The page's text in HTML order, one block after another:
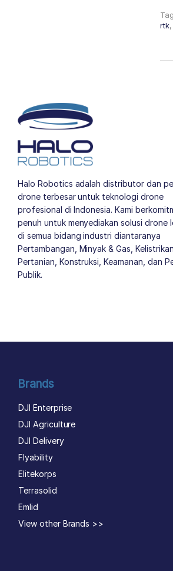
rtk,
Halo Robotics adalah distributor dan
drone terbesar untuk teknologi drone
profesional di Indonesia. Kami
penuh untuk menyediakan solusi drone
di semua bidang industri diantaranya
Pertambangan, Minyak & Gas, Kelistrikan,
Pertanian, Konstruksi, Keamanan, dan
Publik.
Brands
DJI Enterprise
DJI Agriculture
DJI Delivery
Flyability
Elitekorps
Terrasolid
Emlid
View other Brands >>